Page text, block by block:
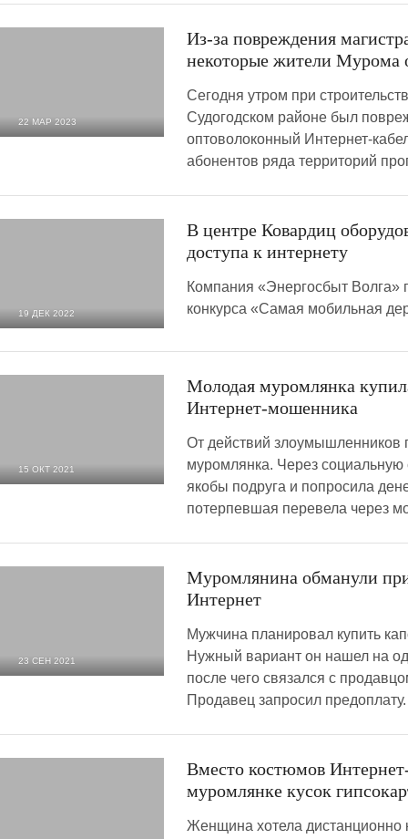
22 МАР 2023
Из-за повреждения
некоторые жители Мурома
Сегодня утром при
Судогодском районе был
оптоволоконный Интернет-
абонентов ряда территорий
19 ДЕК 2022
В центре Ковардиц
доступа к интернету
Компания «Энергосбыт Волга»
конкурса «Самая мобильная
15 ОКТ 2021
Молодая муромлянка
Интернет-мошенника
От действий злоумышленников
муромлянка. Через социальную
якобы подруга и попросила
потерпевшая перевела через
23 СЕН 2021
Муромлянина обманули
Интернет
Мужчина планировал купить
Нужный вариант он нашел на
после чего связался с
Продавец запросил предоплату.
Вместо костюмов
муромлянке кусок
Женщина хотела дистанционно